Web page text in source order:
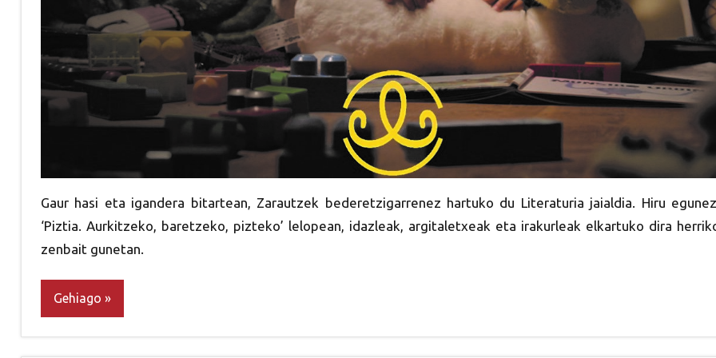
Gaur hasi eta igandera bitartean, Zarautzek bederetzigarrenez hartuko du Literaturia jaialdia. Hiru
‘Piztia. Aurkitzeko, baretzeko, pizteko’ lelopean, idazleak, argitaletxeak eta irakurleak elkartuko dira
zenbait gunetan.
Gehiago